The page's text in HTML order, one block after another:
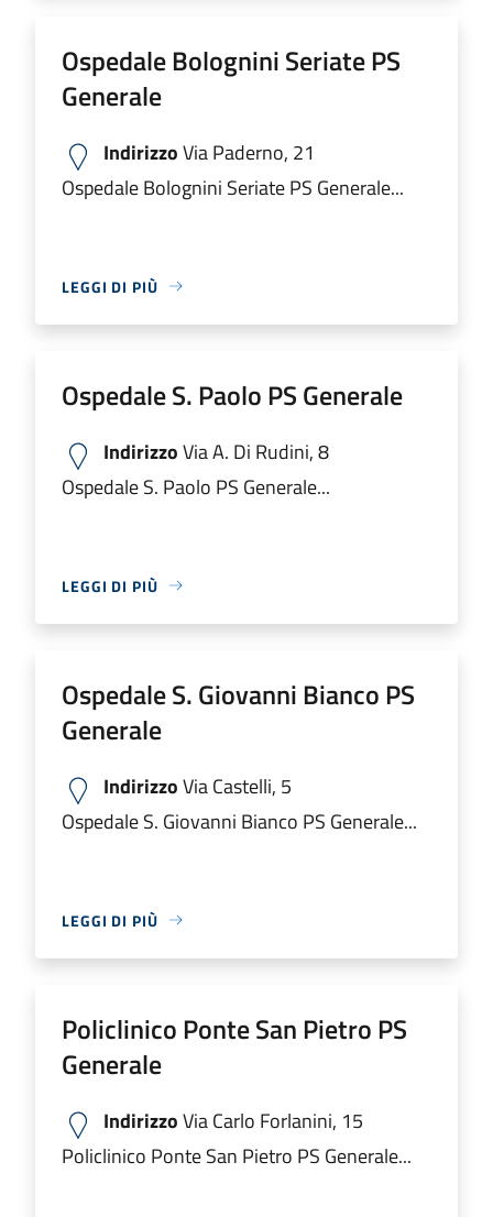
Ospedale Bolognini Seriate PS
Generale
IndirizzoVia Paderno, 21
Ospedale Bolognini Seriate PS Generale...
LEGGI DI PIÙ
Ospedale S. Paolo PS Generale
IndirizzoVia A. Di Rudini, 8
Ospedale S. Paolo PS Generale...
LEGGI DI PIÙ
Ospedale S. Giovanni Bianco PS
Generale
IndirizzoVia Castelli, 5
Ospedale S. Giovanni Bianco PS Generale...
LEGGI DI PIÙ
Policlinico Ponte San Pietro PS
Generale
IndirizzoVia Carlo Forlanini, 15
Policlinico Ponte San Pietro PS Generale...